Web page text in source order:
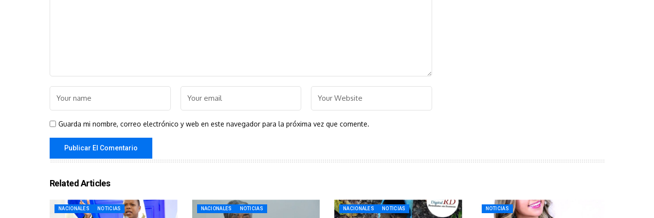
Guarda mi nombre, correo electrónico y web en este navegador para la próxima vez que comente.
Related Articles
NACIONALES NOTICIAS NACIONALES NOTICIAS NACIONALES NOTICIAS NOTICIAS